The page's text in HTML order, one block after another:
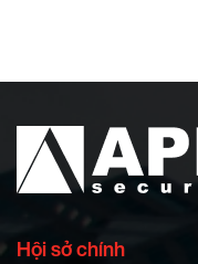
Hội sở chính